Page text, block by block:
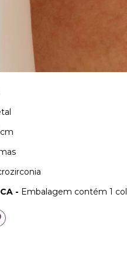
- Embalagem contém 1